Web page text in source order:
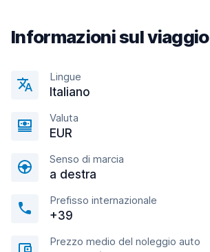
Informazioni sul viaggio
Lingue
Italiano
Valuta
EUR
Senso di marcia
a destra
Prefisso internazionale
+39
Prezzo medio del noleggio auto